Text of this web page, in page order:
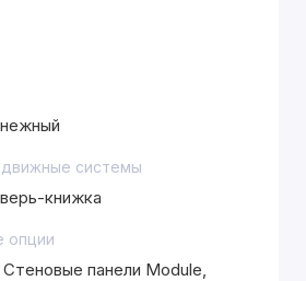
системы
книжка
опции
панели Module,